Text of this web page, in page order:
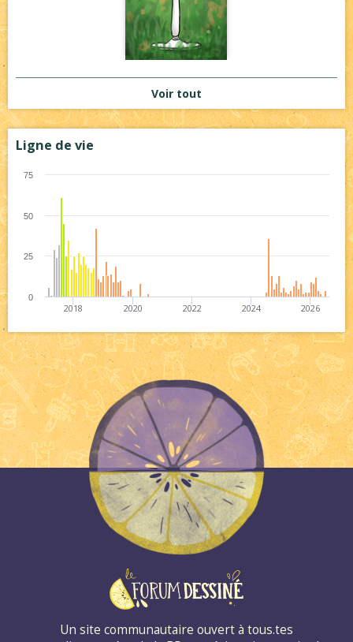
Voir tout
Ligne de vie
2018 2020 2022 2024 2026
0
25
50
75
Un site communautaire ouvert à tous.tes